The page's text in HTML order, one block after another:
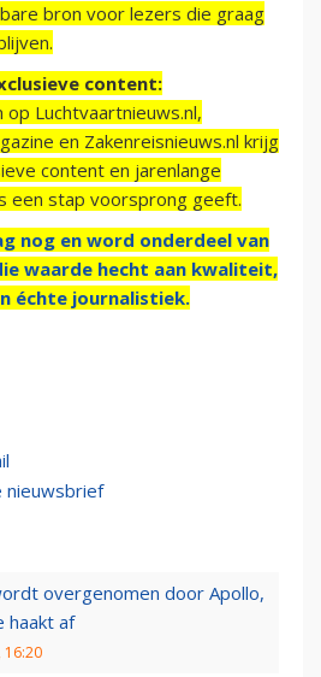
bron voor lezers die graag
content:
Luchtvaartnieuws.nl,
en Zakenreisnieuws.nl krijg
content en jarenlange
een stap voorsprong geeft.
nog en word onderdeel van
waarde hecht aan kwaliteit,
échte journalistiek.
nieuwsbrief
overgenomen door Apollo,
haakt af
16:20